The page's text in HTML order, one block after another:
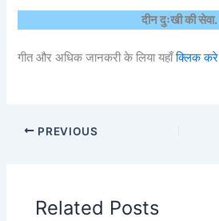
दीन दुःखी की सेवा.
गीत और अधिक जानकरी के लिया यहाँक्लिक करे
PREVIOUS
Related Posts